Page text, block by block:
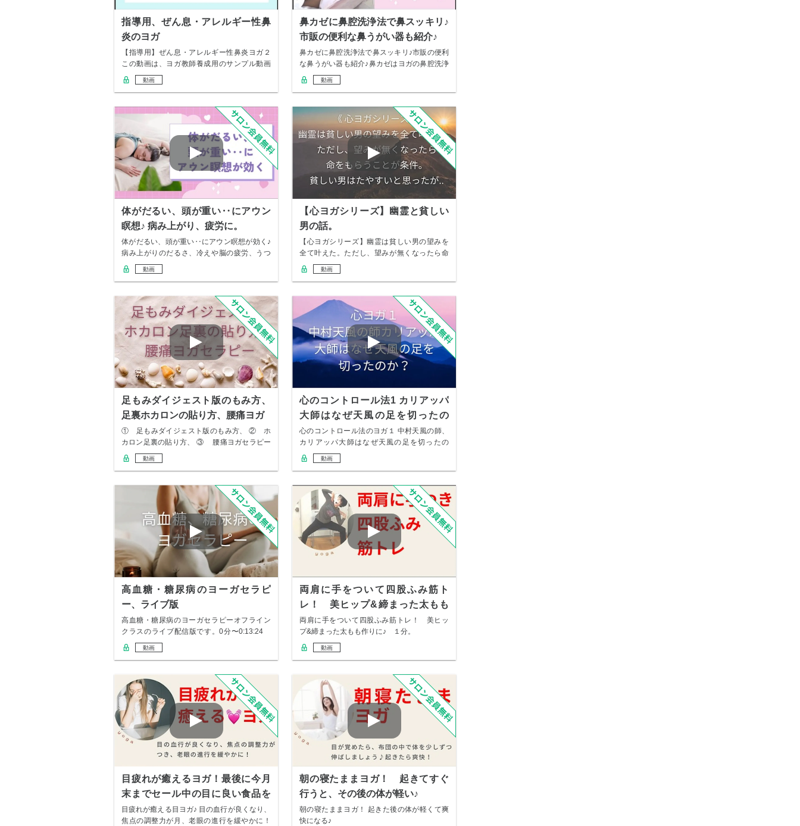
指導用、ぜん息・アレルギー性鼻
炎のヨガ
【指導用】ぜん息・アレルギー性鼻炎ヨガ２
この動画は、ヨガ教師養成用のサンプル動画
です。
動画
鼻カゼに鼻腔洗浄法で鼻スッキリ♪
市販の便利な鼻うがい器も紹介♪
鼻カゼに鼻腔洗浄法で鼻スッキリ♪市販の便利
な鼻うがい器も紹介♪鼻カゼはヨガの鼻腔洗浄
法で天…
動画
体がだるい、頭が重い‥にアウン
瞑想♪ 病み上がり、疲労に。
体がだるい、頭が重い‥にアウン瞑想が効く♪
病み上がりのだるさ、冷えや脳の疲労、うつ
むき姿…
動画
【心ヨガシリーズ】幽霊と貧しい
男の話。
【心ヨガシリーズ】幽霊は貧しい男の望みを
全て叶えた。ただし、望みが無くなったら命
をもらうこ…
動画
足もみダイジェスト版のもみ方、
足裏ホカロンの貼り方、腰痛ヨガ
① 足もみダイジェスト版のもみ方、 ② ホ
カロン足裏の貼り方、 ③ 腰痛ヨガセラピー
足も…
動画
心のコントロール法1 カリアッパ
大師はなぜ天風の足を切ったの
か？
心のコントロール法のヨガ１ 中村天風の師、
カリアッパ大師はなぜ天風の足を切ったの
か？当時死…
動画
高血糖・糖尿病のヨーガセラピ
ー、ライブ版
高血糖・糖尿病のヨーガセラピーオフライン
クラスのライブ配信版です。0分〜0:13:24
‥…
動画
両肩に手をついて四股ふみ筋ト
レ！ 美ヒップ&締まった太もも
作りに♪
両肩に手をついて四股ふみ筋トレ！ 美ヒッ
プ&締まった太もも作りに♪ １分。
動画
目疲れが癒えるヨガ！最後に今月
末までセール中の目に良い食品を
ご紹介
目疲れが癒える目ヨガ♪ 目の血行が良くなり、
焦点の調整力が月、老眼の進行を緩やかに！
朝の寝たままヨガ！ 起きてすぐ
行うと、その後の体が軽い♪
朝の寝たままヨガ！ 起きた後の体が軽くて爽
快になる♪